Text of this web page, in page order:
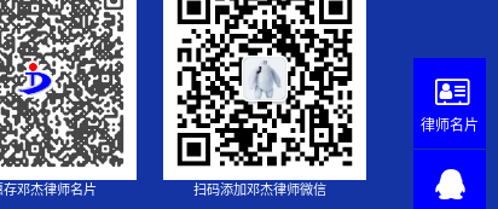
存邓杰律师名片 扫码添加邓杰律师微信
律师名片